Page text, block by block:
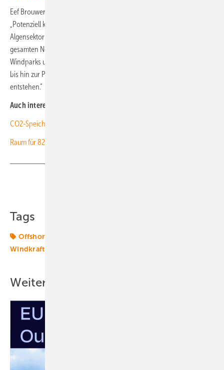
Eef Brouwers, Manager of Farming and Technology bei NSF, erklärt:
„Potenziell könnten bis zu 85.000 Arbeitsplätze im europäischen
Algensektor geschaffen werden, wenn North Sea Farm 1 in der
gesamten Nordsee nachgebaut und der Platz zwischen den
Windparks umgewidmet wird. Diese Arbeitsplätze würden vom Anbau,
bis hin zur Produktion und im Verkauf von Produkten auf Algenbasis
entstehen.“
Auch interessant:
CO2-Speicher: Braunalgenschleim ist gut fürs Klima
Raum für 82 Gigawatt Offshore Windenergie
Tags
Offshore-Markt
Windkraft
Weitere Inhalte